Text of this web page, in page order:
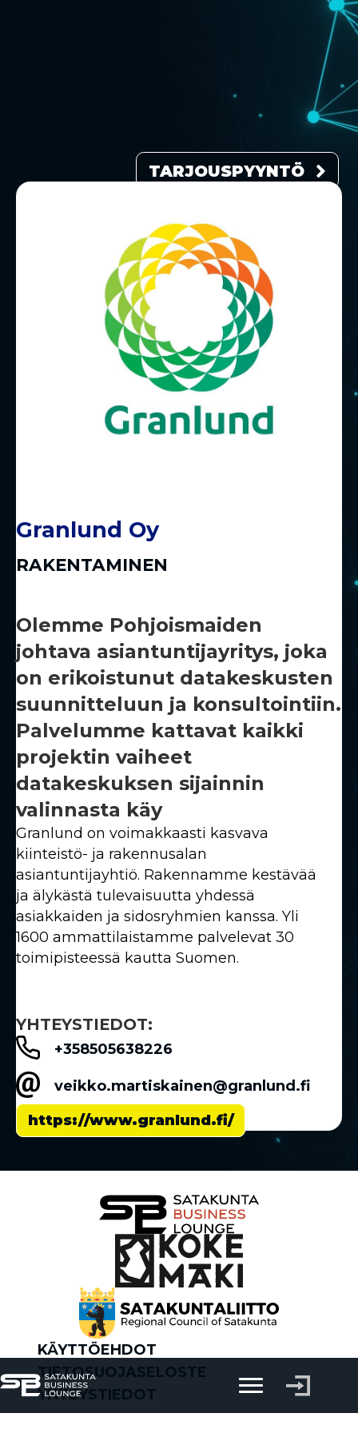
TARJOUSPYYNTÖ
Granlund Oy
RAKENTAMINEN
Olemme Pohjoismaiden
johtava asiantuntijayritys, joka
on erikoistunut datakeskusten
suunnitteluun ja konsultointiin.
Palvelumme kattavat kaikki
projektin vaiheet
datakeskuksen sijainnin
valinnasta käy
Granlund on voimakkaasti kasvava
kiinteistö- ja rakennusalan
asiantuntijayhtiö. Rakennamme kestävää
ja älykästä tulevaisuutta yhdessä
asiakkaiden ja sidosryhmien kanssa. Yli
1600 ammattilaistamme palvelevat 30
toimipisteessä kautta Suomen.
YHTEYSTIEDOT:
+358505638226
veikko.martiskainen@granlund.fi
https://www.granlund.fi/
KÄYTTÖEHDOT
TIETOSUOJASELOSTE
YHTEYSTIEDOT